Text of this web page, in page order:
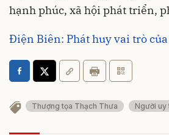
hạnh phúc, xã hội phát triển,
Điện Biên: Phát huy vai trò
Thượng tọa Thạch Thưa Người uy